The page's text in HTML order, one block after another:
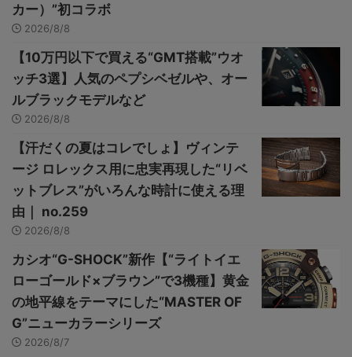
カー）”初コラボ
2026/8/8
【10万円以下で買える“GMT搭載”ウオ
ッチ3選】人気のペプシベゼルや、オー
ルブラックモデルなど
2026/8/8
【汗だくの夏はコレでしょ】ヴィンテ
ージ ロレックス用に忠実再現した“リベ
ットブレス”がいろんな時計に使える理
由｜ no.259
2026/8/8
カシオ“G-SHOCK”新作【“ライトイエ
ローゴールド×ブラウン”で3機種】黄金
の地平線をテーマにした“MASTER OF
G”ニューカラーシリーズ
2026/8/7